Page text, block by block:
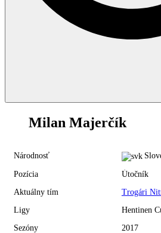
Milan Majerčík
Národnosť
Pozícia
Útočník
Aktuálny tím
Trogári
Ligy
Hentinen
Sezóny
2017